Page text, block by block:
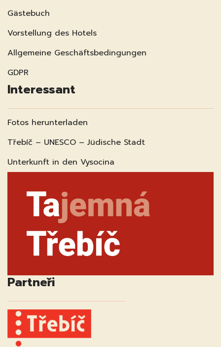
Gästebuch
Vorstellung des Hotels
Allgemeine Geschäftsbedingungen
GDPR
Interessant
Fotos herunterladen
Třebíč – UNESCO – Jüdische Stadt
Unterkunft in den Vysocina
Partneři